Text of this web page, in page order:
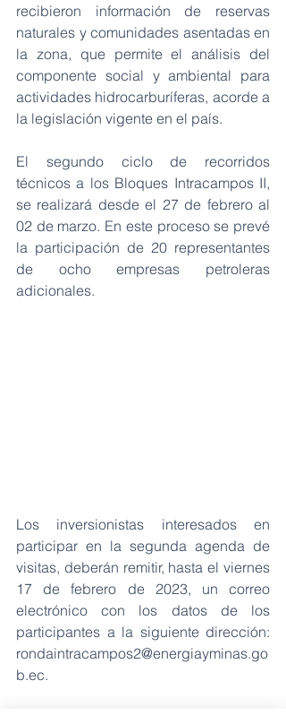
recibieron información de reservas
naturales y comunidades asentadas en
la zona, que permite el análisis del
componente social y ambiental para
actividades hidrocarburíferas, acorde a
la legislación vigente en el país.
El segundo ciclo de recorridos
técnicos a los Bloques Intracampos II,
se realizará desde el 27 de febrero al
02 de marzo. En este proceso se prevé
la participación de 20 representantes
de ocho empresas petroleras
adicionales.
Los inversionistas interesados en
participar en la segunda agenda de
visitas, deberán remitir, hasta el viernes
17 de febrero de 2023, un correo
electrónico con los datos de los
rondaintracampos2@energiayminas.go
b.ec.